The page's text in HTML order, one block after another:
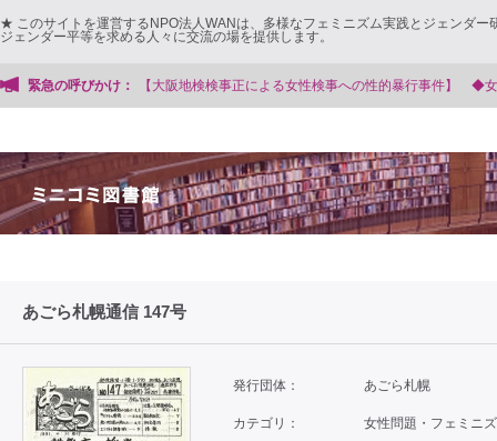
★ このサイトを運営するNPO法人WANは、多様なフェミニズム実践とジェンダー
ジェンダー平等を求める人々に交流の場を提供します。
緊急の呼びかけ：
事正による女性検事への性的暴行事件】 ◆女性検事を支援する会事務局
あごら札幌通信 147号
発行団体： あごら札幌
カテゴリ：
女性問題・フェミニ